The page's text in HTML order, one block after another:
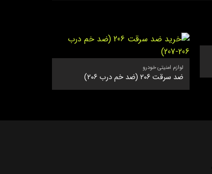
لوازم امنیتی خودرو
ضد سرقت 206 (ضد خم درب 206)